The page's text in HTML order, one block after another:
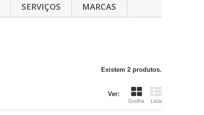
SERVIÇOS MARCAS
Existem 2 produtos.
Ver:
Grelha Lista